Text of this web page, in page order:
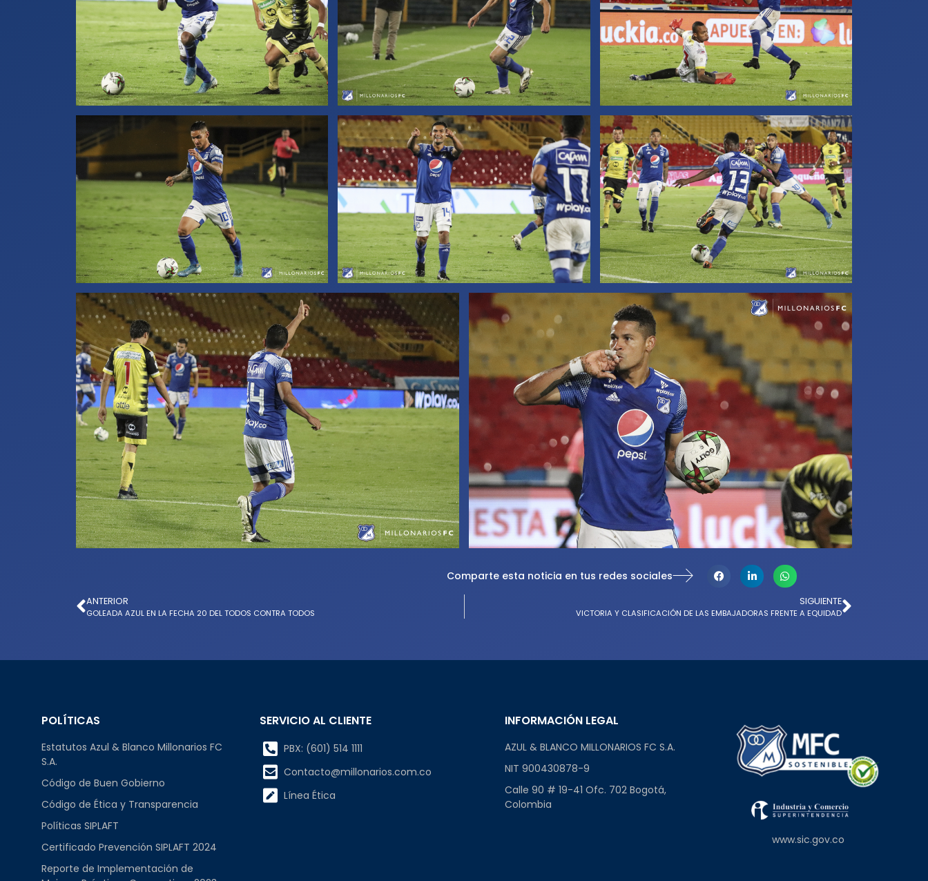
Comparte esta noticia en tus redes sociales
ANTERIOR
GOLEADA AZUL EN LA FECHA 20 DEL TODOS CONTRA TODOS
SIGUIENTE
VICTORIA Y CLASIFICACIÓN DE LAS EMBAJADORAS FRENTE A EQUIDAD
POLÍTICAS
Estatutos Azul & Blanco Millonarios FC
S.A.
Código de Buen Gobierno
Código de Ética y Transparencia
Políticas SIPLAFT
Certificado Prevención SIPLAFT 2024
Reporte de Implementación de
SERVICIO AL CLIENTE
PBX: (601) 514 1111
Contacto@millonarios.com.co
Línea Ética
INFORMACIÓN LEGAL
AZUL & BLANCO MILLONARIOS FC S.A.
NIT 900430878-9
Calle 90 # 19-41 Ofc. 702 Bogotá,
Colombia
www.sic.gov.co